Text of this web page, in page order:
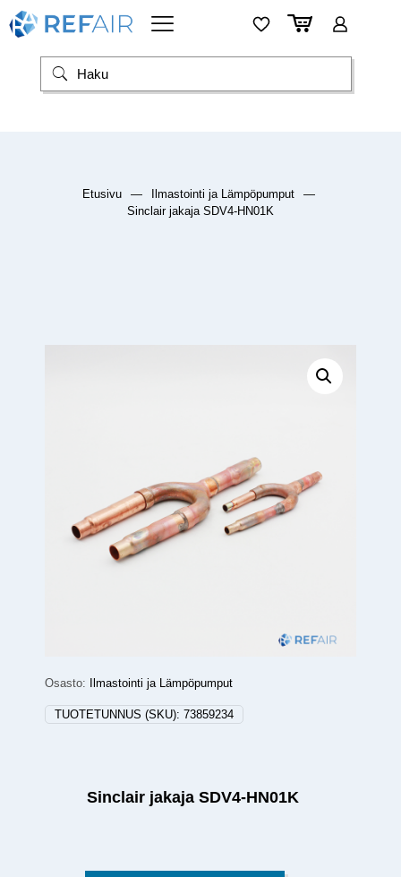
Etusivu — Ilmastointi ja Lämpöpumput
—
Sinclair jakaja SDV4-HN01K
Osasto: Ilmastointi ja Lämpöpumput
TUOTETUNNUS (SKU): 73859234
Sinclair jakaja SDV4-HN01K